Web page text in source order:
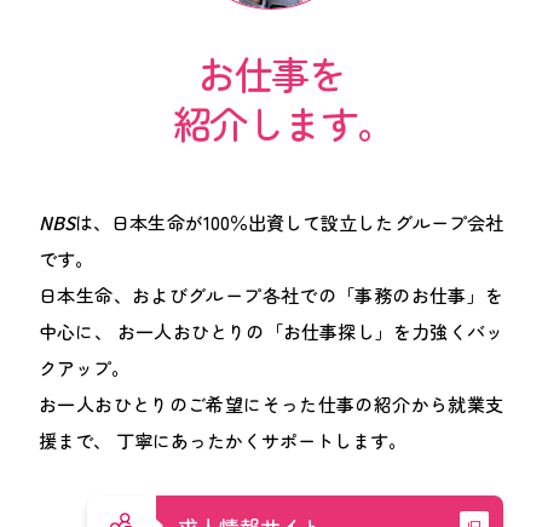
お仕事を
紹介します。
NBSは、日本生命が100％出資して設立したグループ会社
です。
日本生命、およびグループ各社での「事務のお仕事」を
中心に、
お一人おひとりの「お仕事探し」を力強くバッ
クアップ。
お一人おひとりのご希望にそった仕事の紹介から就業支
援まで、
丁寧にあったかくサポートします。